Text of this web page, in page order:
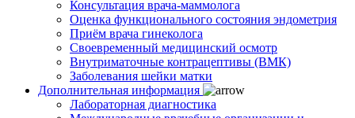
Консультация врача-маммолога
Оценка функционального состояния эндометрия
Приём врача гинеколога
Своевременный медицинский осмотр
Внутриматочные контрацептивы (ВМК)
Заболевания шейки матки
Дополнительная информация
Лабораторная диагностика